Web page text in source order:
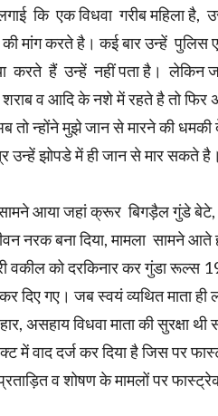
कि एक विधवा गरीब महिला
मांग करते है। कई बार उन्हें पुलिस
हैं उन्हें नहीं पता है। लेकिन
व आदि के नशे में रहते है तो फिर
तो न्होंने मुझे जान से मारने की
झोपडे में ही जान से मार सकते है।
आया जहां क्रूर बिगड़ैल गुंडे बेटे,
नरक बना दिया, मामला सामने
वकील को दरकिनार कर गुंडा रूल्स
दिए गए। जब स्वयं व्यथित माता ही
असहाय विधवा माता की सुरक्षा
में वाद दर्ज कर दिया है जिस पर
व शोषण के मामलों पर फास्ट्रेक